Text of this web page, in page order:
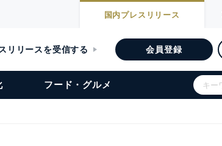
国内プレスリリース
リリースを受信する 会員登録
フード・グルメ